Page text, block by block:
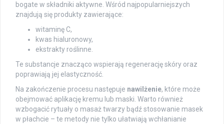
bogate w składniki aktywne. Wśród najpopularniejszych
znajdują się produkty zawierające:
witaminę C,
kwas hialuronowy,
ekstrakty roślinne.
Te substancje znacząco wspierają regenerację skóry oraz
poprawiają jej elastyczność.
Na zakończenie procesu następuje nawilżenie, które może
obejmować aplikację kremu lub maski. Warto również
wzbogacić rytuały o masaż twarzy bądź stosowanie masek
w płachcie – te metody nie tylko ułatwiają wchłanianie